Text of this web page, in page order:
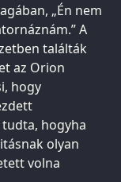
„Én nem
A
találták
az Orion
hogy
hogyha
olyan
volna